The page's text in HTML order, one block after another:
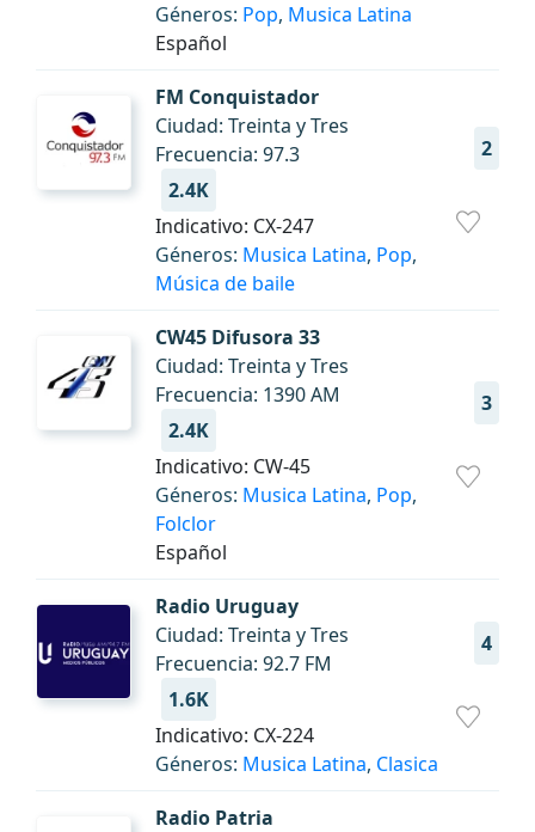
Géneros: Pop, Musica Latina
Español
FM Conquistador
2
Ciudad: Treinta y Tres
Frecuencia: 97.3
2.4K
Indicativo: CX-247
Géneros: Musica Latina, Pop,
Música de baile
CW45 Difusora 33
3
Ciudad: Treinta y Tres
Frecuencia: 1390 AM
2.4K
Indicativo: CW-45
Géneros: Musica Latina, Pop,
Folclor
Español
Radio Uruguay
4
Ciudad: Treinta y Tres
Frecuencia: 92.7 FM
1.6K
Indicativo: CX-224
Géneros: Musica Latina, Clasica
Radio Patria